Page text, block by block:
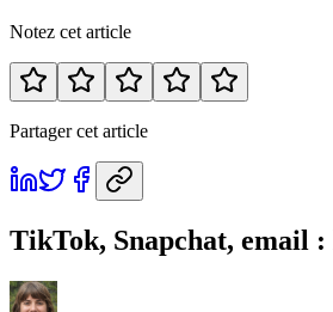
Notez cet article
Partager cet article
TikTok, Snapchat, email :